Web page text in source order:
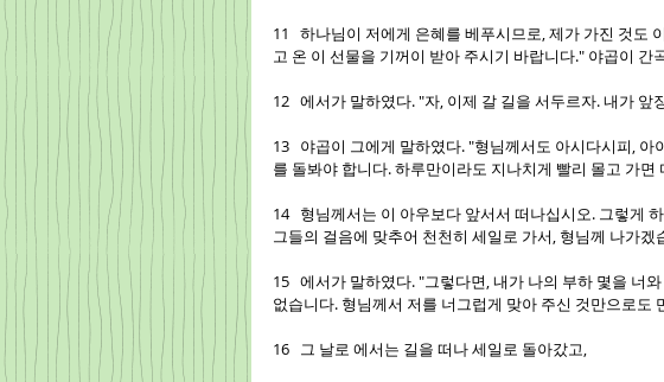
11   하나님이 저에게 은혜를 베푸시므로, 제가 가진 것
고 온 이 선물을 기꺼이 받아 주시기 바랍니다." 야곱이 간
12   에서가 말하였다. "자, 이제 갈 길을 서두르자. 내가 앞
13   야곱이 그에게 말하였다. "형님께서도 아시다시피,
를 돌봐야 합니다. 하루만이라도 지나치게 빨리 몰고 가면
14   형님께서는 이 아우보다 앞서서 떠나십시오. 그렇게
그들의 걸음에 맞추어 천천히 세일로 가서, 형님께 나가겠
15   에서가 말하였다. "그렇다면, 내가 나의 부하 몇을 너
없습니다. 형님께서 저를 너그럽게 맞아 주신 것만으로도
16   그 날로 에서는 길을 떠나 세일로 돌아갔고,